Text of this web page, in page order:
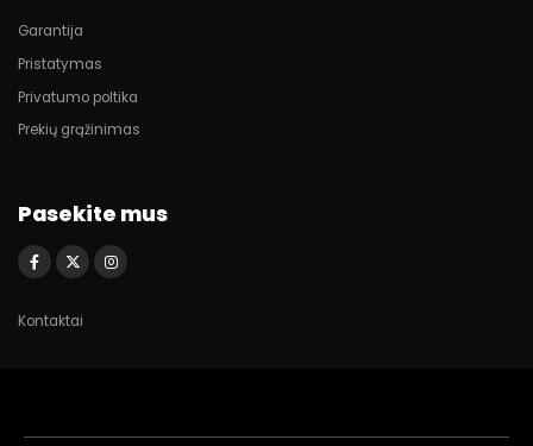
Garantija
Pristatymas
Privatumo poltika
Prekių grąžinimas
Pasekite mus
Kontaktai